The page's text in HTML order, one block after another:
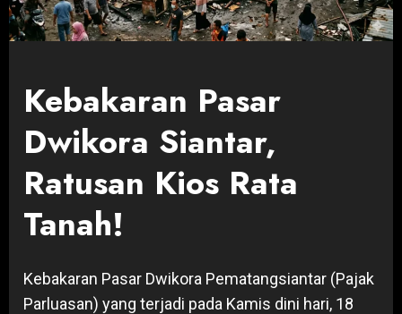
Kebakaran Pasar
Dwikora Siantar,
Ratusan Kios Rata
Tanah!
Kebakaran Pasar Dwikora Pematangsiantar (Pajak
Parluasan) yang terjadi pada Kamis dini hari, 18